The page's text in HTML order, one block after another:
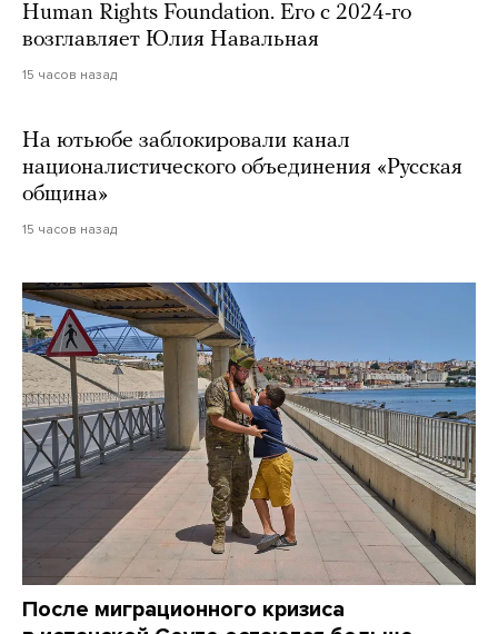
Human Rights Foundation. Его с 2024-го
возглавляет Юлия Навальная
15 часов назад
На ютьюбе заблокировали канал
националистического объединения «Русская
община»
15 часов назад
После миграционного кризиса